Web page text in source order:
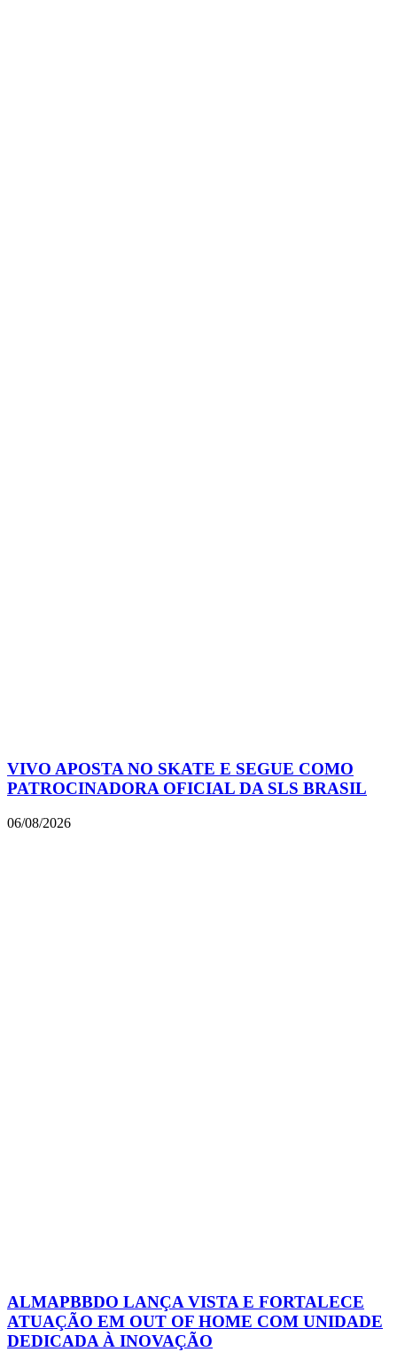
VIVO APOSTA NO SKATE E SEGUE COMO
PATROCINADORA OFICIAL DA SLS BRASIL
06/08/2026
ALMAPBBDO LANÇA VISTA E FORTALECE
ATUAÇÃO EM OUT OF HOME COM UNIDADE
DEDICADA À INOVAÇÃO